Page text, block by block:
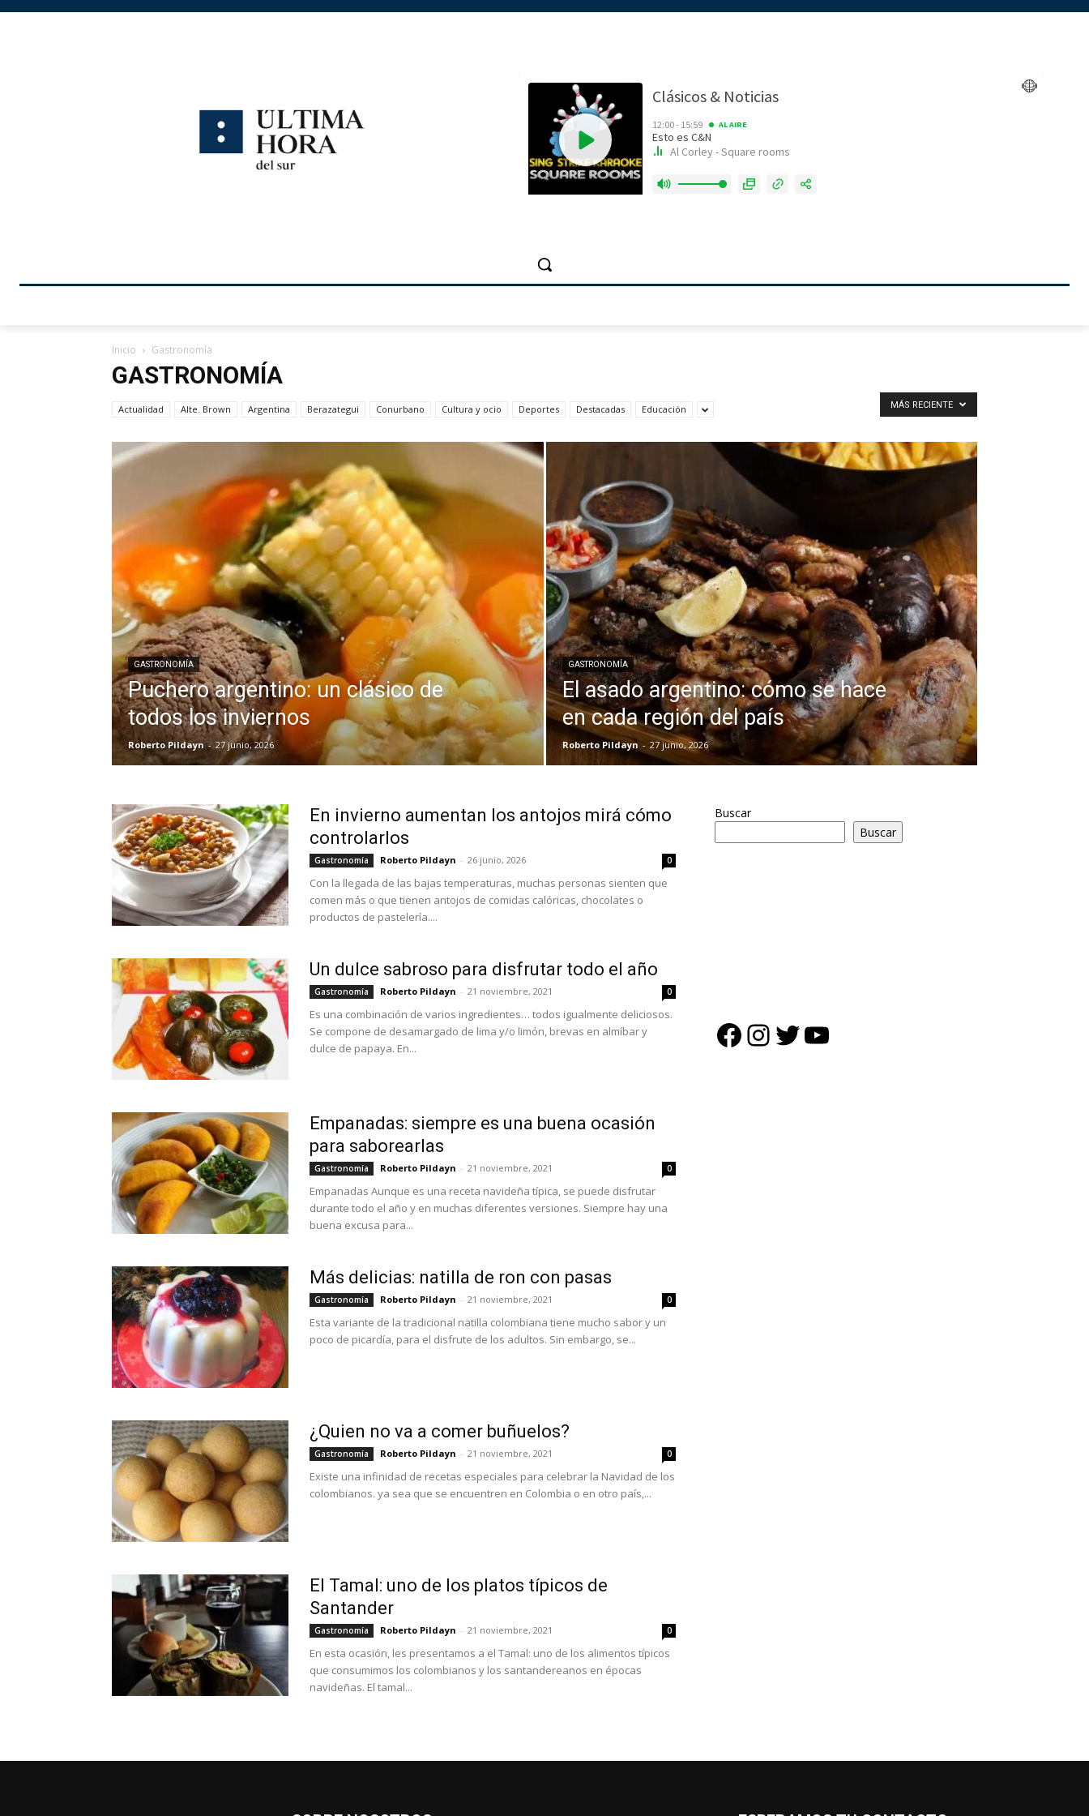
Inicio Gastronomía
GASTRONOMÍA
Actualidad Alte. Brown Argentina Berazategui Conurbano Cultura y ocio Deportes Destacadas Educación MÁS RECIENTE
GASTRONOMÍA
Puchero argentino: un clásico de
todos los inviernos
Roberto Pildayn - 27 junio, 2026
GASTRONOMÍA
El asado argentino: cómo se hace
en cada región del país
Roberto Pildayn - 27 junio, 2026
En invierno aumentan los antojos mirá cómo
controlarlos
Gastronomía Roberto Pildayn - 26 junio, 2026 0
Con la llegada de las bajas temperaturas, muchas personas sienten que
comen más o que tienen antojos de comidas calóricas, chocolates o
productos de pastelería....
Un dulce sabroso para disfrutar todo el año
Gastronomía Roberto Pildayn - 21 noviembre, 2021 0
Es una combinación de varios ingredientes… todos igualmente deliciosos.
Se compone de desamargado de lima y/o limón, brevas en almíbar y
dulce de papaya. En...
Empanadas: siempre es una buena ocasión
para saborearlas
Gastronomía Roberto Pildayn - 21 noviembre, 2021 0
Empanadas Aunque es una receta navideña típica, se puede disfrutar
durante todo el año y en muchas diferentes versiones. Siempre hay una
buena excusa para...
Más delicias: natilla de ron con pasas
Gastronomía Roberto Pildayn - 21 noviembre, 2021 0
Esta variante de la tradicional natilla colombiana tiene mucho sabor y un
poco de picardía, para el disfrute de los adultos. Sin embargo, se...
¿Quien no va a comer buñuelos?
Gastronomía Roberto Pildayn - 21 noviembre, 2021 0
Existe una infinidad de recetas especiales para celebrar la Navidad de los
colombianos. ya sea que se encuentren en Colombia o en otro país,...
El Tamal: uno de los platos típicos de
Santander
Gastronomía Roberto Pildayn - 21 noviembre, 2021 0
En esta ocasión, les presentamos a el Tamal: uno de los alimentos típicos
que consumimos los colombianos y los santandereanos en épocas
navideñas. El tamal...
Buscar
Buscar
Facebook
Instagram
Twitter
YouTube